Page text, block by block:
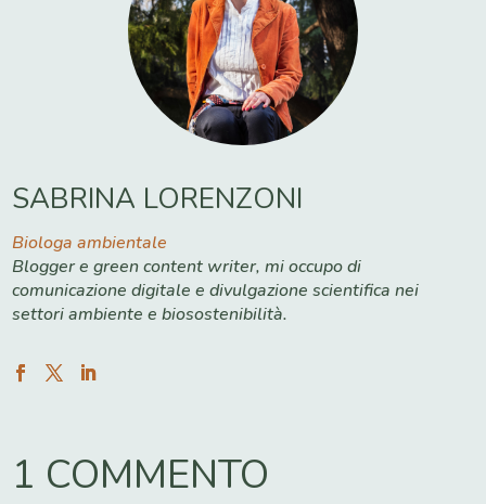
SABRINA LORENZONI
Biologa ambientale
Blogger e green content writer, mi occupo di
comunicazione digitale e divulgazione scientifica nei
settori ambiente e biosostenibilità.
1 COMMENTO